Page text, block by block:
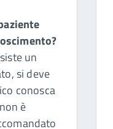
un
si deve
conosca
è